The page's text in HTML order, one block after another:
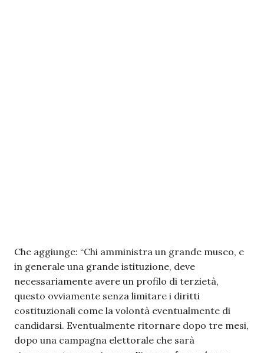
Che aggiunge: “Chi amministra un grande museo, e
in generale una grande istituzione, deve
necessariamente avere un profilo di terzietà,
questo ovviamente senza limitare i diritti
costituzionali come la volontà eventualmente di
candidarsi. Eventualmente ritornare dopo tre mesi,
dopo una campagna elettorale che sarà